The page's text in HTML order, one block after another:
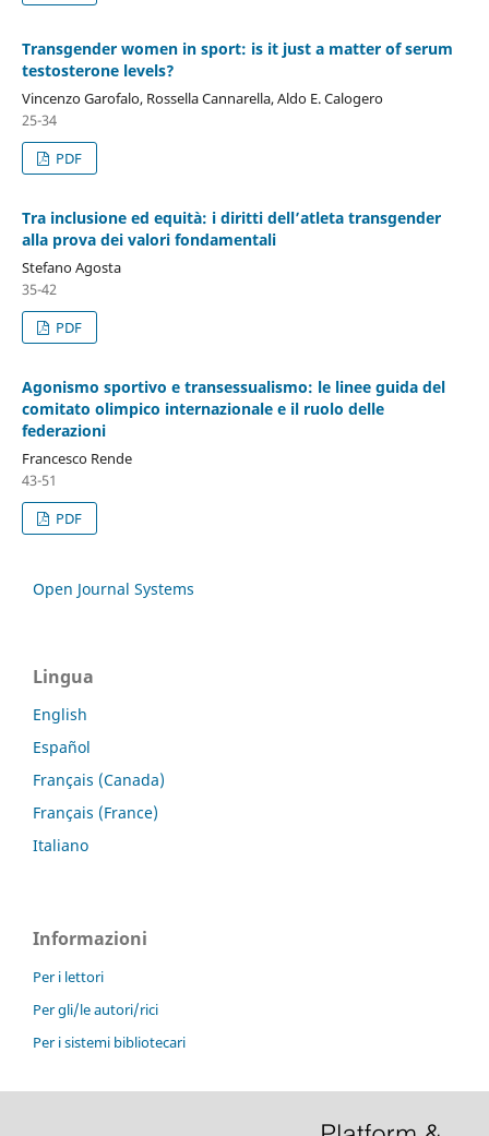
Transgender women in sport: is it just a matter of serum
testosterone levels?
Vincenzo Garofalo, Rossella Cannarella, Aldo E. Calogero
25-34
PDF
Tra inclusione ed equità: i diritti dell’atleta transgender
alla prova dei valori fondamentali
Stefano Agosta
35-42
PDF
Agonismo sportivo e transessualismo: le linee guida del
comitato olimpico internazionale e il ruolo delle
federazioni
Francesco Rende
43-51
PDF
Open Journal Systems
Lingua
English
Español
Français (Canada)
Français (France)
Italiano
Informazioni
Per i lettori
Per gli/le autori/rici
Per i sistemi bibliotecari